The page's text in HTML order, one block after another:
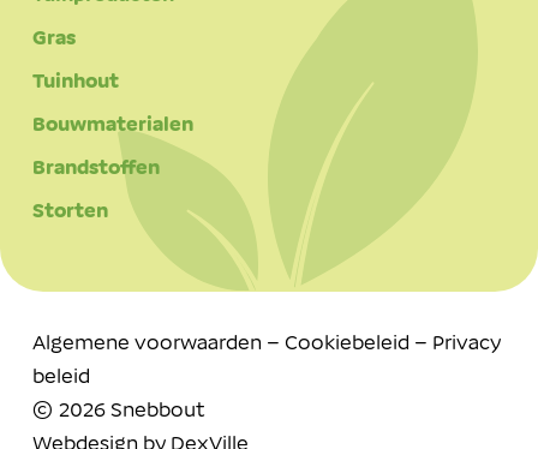
Gras
Tuinhout
Bouwmaterialen
Brandstoffen
Storten
Algemene voorwaarden – Cookiebeleid – Privacy
beleid
© 2026 Snebbout
Webdesign by DexVille